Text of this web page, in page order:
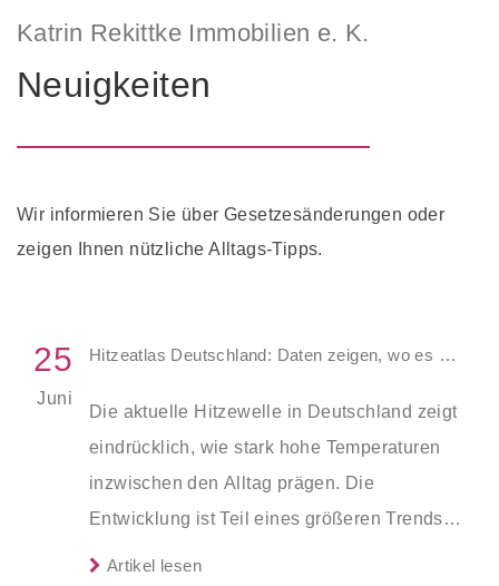
Katrin Rekittke Immobilien e. K.
Neuigkeiten
Wir informieren Sie über Gesetzesänderungen oder
zeigen Ihnen nützliche Alltags-Tipps.
25
Juni
Hitzeatlas Deutschland: Daten zeigen, wo es am heißesten wird
Die aktuelle Hitzewelle in Deutschland zeigt
eindrücklich, wie stark hohe Temperaturen
inzwischen den Alltag prägen. Die
Entwicklung ist Teil eines größeren Trends:
Europa gilt als der Kontinent, der sich
Artikel lesen